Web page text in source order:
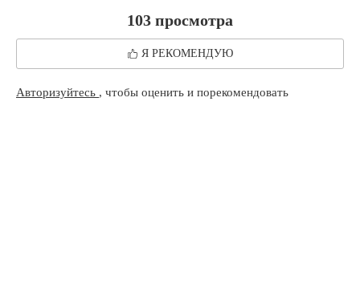
103 просмотра
Я РЕКОМЕНДУЮ
Авторизуйтесь , чтобы оценить и порекомендовать